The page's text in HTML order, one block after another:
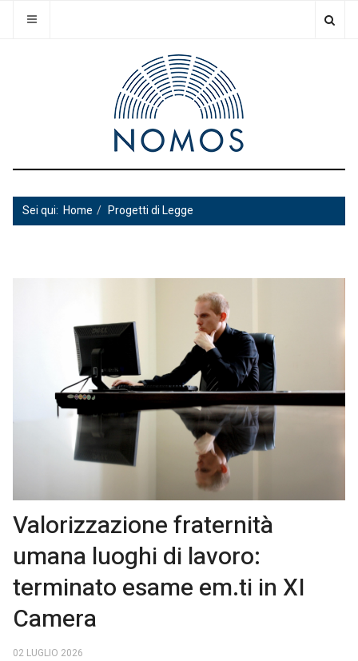
Sei qui: Home Progetti di Legge
Valorizzazione fraternità
umana luoghi di lavoro:
terminato esame em.ti in XI
Camera
02 LUGLIO 2026